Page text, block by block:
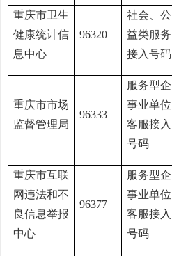
重庆市卫生
健康统计信
息中心
96320
社会、公
益类服务
接入号码
重庆市市场
监督管理局
96333
服务型企
事业单位
客服接入
号码
重庆市互联
网违法和不
良信息举报
中心
96377
服务型企
事业单位
客服接入
号码